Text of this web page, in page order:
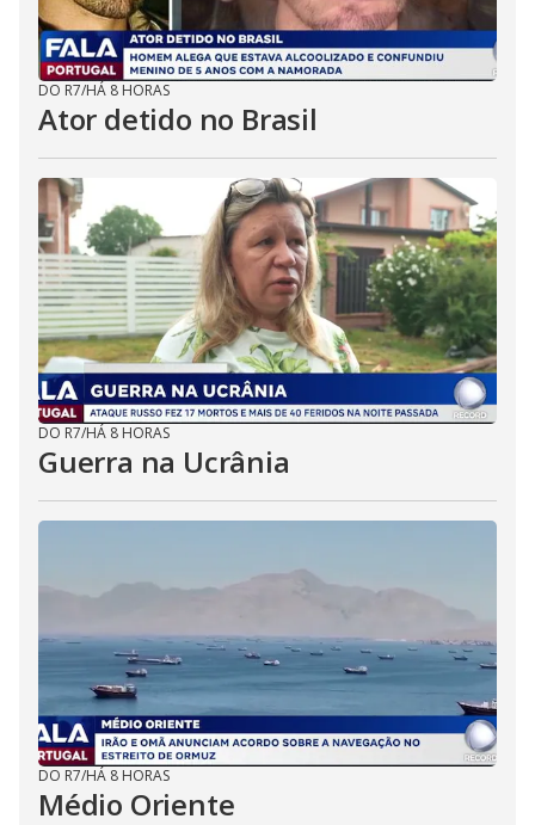
DO R7/HÁ 8 HORAS
Ator detido no Brasil
DO R7/HÁ 8 HORAS
Guerra na Ucrânia
DO R7/HÁ 8 HORAS
Médio Oriente